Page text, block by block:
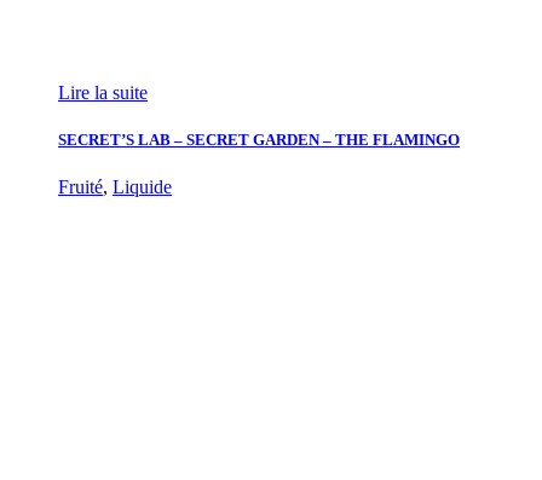
Lire la suite
SECRET’S LAB – SECRET GARDEN – THE FLAMINGO
Fruité, Liquide